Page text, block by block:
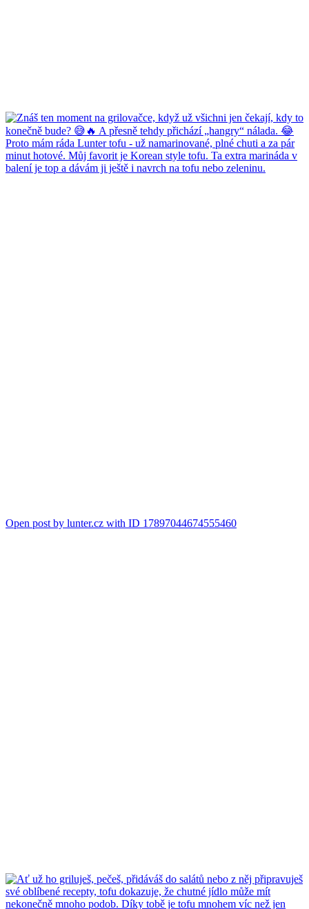
Open post by lunter.cz with ID 17897044674555460